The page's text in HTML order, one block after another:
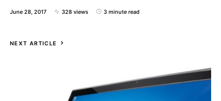
June 28, 2017 328 views 3 minute read
NEXT ARTICLE